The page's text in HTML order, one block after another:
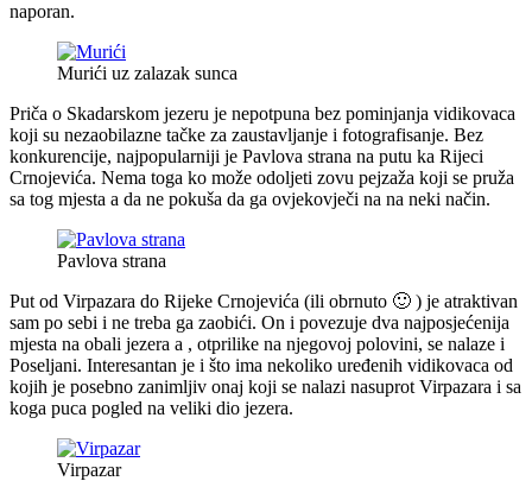
naporan.
Murići uz zalazak sunca
Priča o Skadarskom jezeru je nepotpuna bez pominjanja vidikovaca
koji su nezaobilazne tačke za zaustavljanje i fotografisanje. Bez
konkurencije, najpopularniji je Pavlova strana na putu ka Rijeci
Crnojevića. Nema toga ko može odoljeti zovu pejzaža koji se pruža
sa tog mjesta a da ne pokuša da ga ovjekovječi na na neki način.
Pavlova strana
Put od Virpazara do Rijeke Crnojevića (ili obrnuto 🙂 ) je atraktivan
sam po sebi i ne treba ga zaobići. On i povezuje dva najposjećenija
mjesta na obali jezera a , otprilike na njegovoj polovini, se nalaze i
Poseljani. Interesantan je i što ima nekoliko uređenih vidikovaca od
kojih je posebno zanimljiv onaj koji se nalazi nasuprot Virpazara i sa
koga puca pogled na veliki dio jezera.
Virpazar